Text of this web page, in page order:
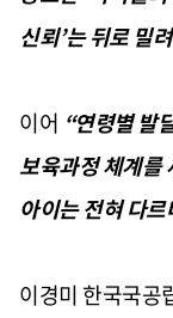
신뢰’는 뒤로 밀
이어 “연령별 발
보육과정 체계를
아이는 전혀 다르
이경미 한국국공